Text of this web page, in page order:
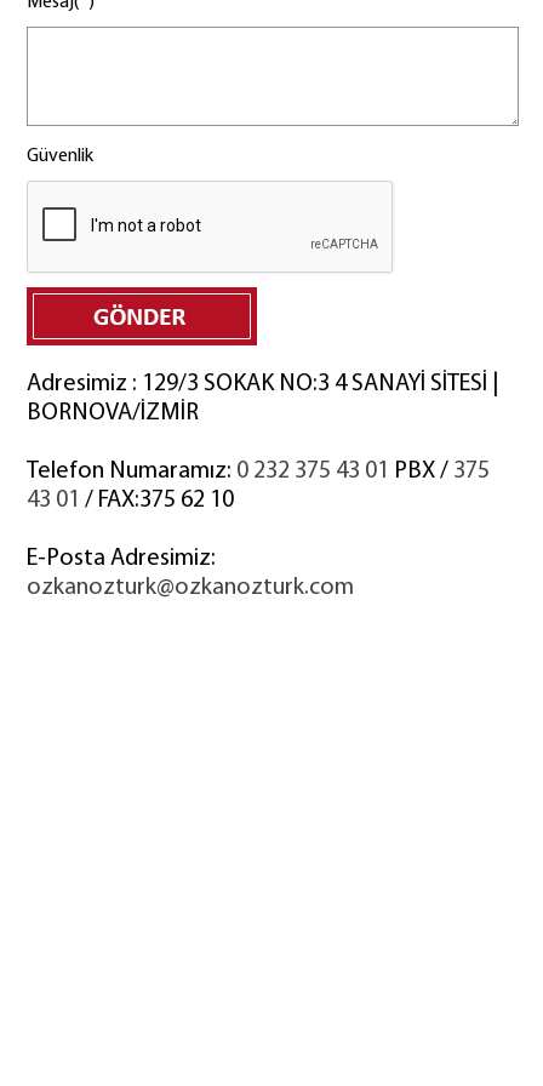
Güvenlik
Adresimiz : 129/3 SOKAK NO:3 4 SANAYİ SİTESİ |
BORNOVA/İZMİR
Telefon Numaramız: 0 232 375 43 01 PBX / 375
43 01 / FAX:375 62 10
E-Posta Adresimiz:
ozkanozturk@ozkanozturk.com